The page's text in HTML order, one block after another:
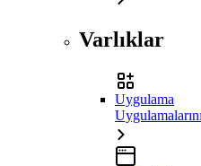
Varlıklar
Uygulama